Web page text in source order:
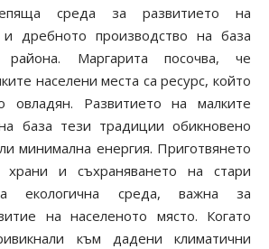
среда за развитието на
дребното производство на база
Маргарита посочва, че
населени места са ресурс, който
овладян. Развитието на малките
база тези традиции обикновено
минимална енергия. Приготвянето
и съхраняването на стари
екологична среда, важна за
на населеното място. Когато
към дадени климатични